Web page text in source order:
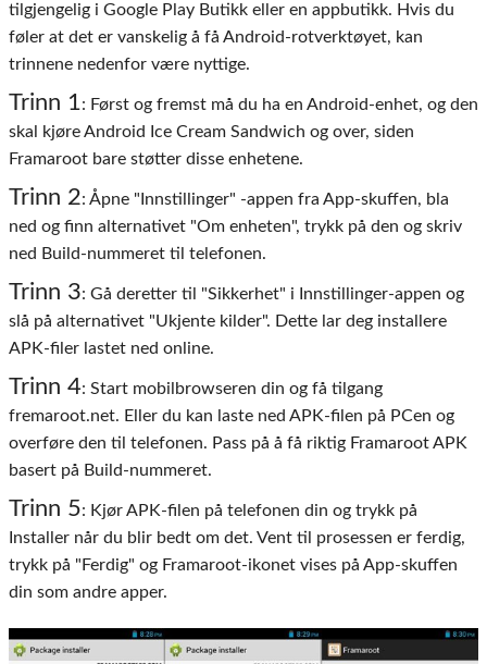
tilgjengelig i Google Play Butikk eller en appbutikk. Hvis du
føler at det er vanskelig å få Android-rotverktøyet, kan
trinnene nedenfor være nyttige.
Trinn 1: Først og fremst må du ha en Android-enhet, og den
skal kjøre Android Ice Cream Sandwich og over, siden
Framaroot bare støtter disse enhetene.
Trinn 2: Åpne "Innstillinger" -appen fra App-skuffen, bla
ned og finn alternativet "Om enheten", trykk på den og skriv
ned Build-nummeret til telefonen.
Trinn 3: Gå deretter til "Sikkerhet" i Innstillinger-appen og
slå på alternativet "Ukjente kilder". Dette lar deg installere
APK-filer lastet ned online.
Trinn 4: Start mobilbrowseren din og få tilgang
fremaroot.net. Eller du kan laste ned APK-filen på PCen og
overføre den til telefonen. Pass på å få riktig Framaroot APK
basert på Build-nummeret.
Trinn 5: Kjør APK-filen på telefonen din og trykk på
Installer når du blir bedt om det. Vent til prosessen er ferdig,
trykk på "Ferdig" og Framaroot-ikonet vises på App-skuffen
din som andre apper.